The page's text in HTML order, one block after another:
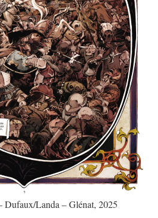
Dufaux/Landa – Glénat, 2025